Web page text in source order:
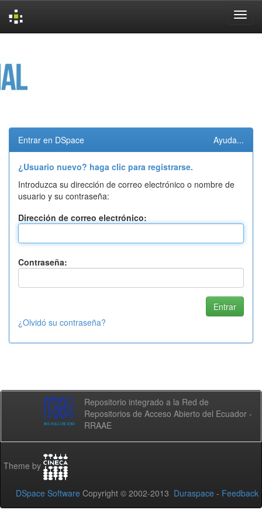
Entrar en DSpace Ayuda...
¿Usuario nuevo? haga clic para registrarse.
Introduzca su dirección de correo electrónico o nombre de
usuario y su contraseña:
Dirección de correo electrónico:
Contraseña:
¿Olvidó su contraseña?
Repositorio integrado a la Red de
Repositorios de Acceso Abierto del Ecuador -
RRAAE
Theme by
DSpace Software Copyright © 2002-2013 Duraspace - Feedback